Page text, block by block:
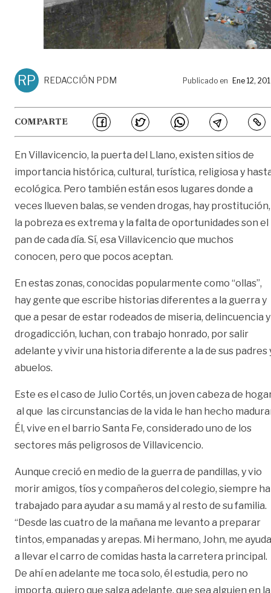
RP REDACCIÓN PDM Publicado en Ene 12,
COMPARTE
En Villavicencio, la puerta del Llano, existen sitios de
importancia histórica, cultural, turística, religiosa y
ecológica. Pero también están esos lugares donde a
veces llueven balas, se venden drogas, hay prostitución,
la pobreza es extrema y la falta de oportunidades son el
pan de cada día. Sí, esa Villavicencio que muchos
conocen, pero que pocos aceptan.
En estas zonas, conocidas popularmente como “ollas”,
hay gente que escribe historias diferentes a la guerra y
que a pesar de estar rodeados de miseria, delincuencia y
drogadicción, luchan, con trabajo honrado, por salir
adelante y vivir una historia diferente a la de sus padres
abuelos.
Este es el caso de Julio Cortés, un joven cabeza de
al que las circunstancias de la vida le han hecho
Él, vive en el barrio Santa Fe, considerado uno de los
sectores más peligrosos de Villavicencio.
Aunque creció en medio de la guerra de pandillas, y vio
morir amigos, tíos y compañeros del colegio, siempre ha
trabajado para ayudar a su mamá y al resto de su familia.
“Desde las cuatro de la mañana me levanto a preparar
tintos, empanadas y arepas. Mi hermano, John, me ayuda
a llevar el carro de comidas hasta la carretera principal.
De ahí en adelante me toca solo, él estudia, pero no
importa, quiero que salga adelante, que sea alguien en la